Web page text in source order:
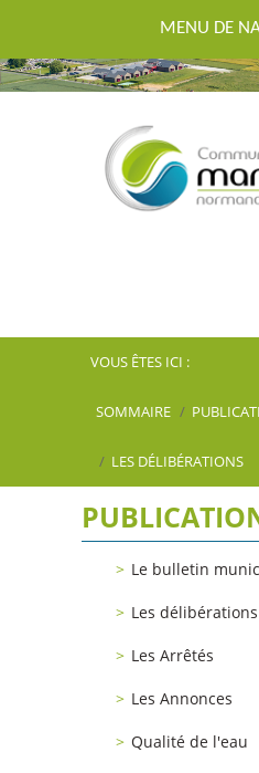
MENU DE
VOUS ÊTES ICI :
SOMMAIRE /
/ LES DÉLIBÉRATIONS
Le bulletin
Les délibérations
Les Arrêtés
Les Annonces
Qualité de l'eau